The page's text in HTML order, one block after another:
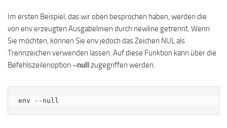
Im ersten Beispiel, das wir oben besprochen haben, werden die
von env erzeugten Ausgabelinien durch newline getrennt. Wenn
Sie möchten, können Sie env jedoch das Zeichen NUL als
Trennzeichen verwenden lassen. Auf diese Funktion kann über die
Befehlszeilenoption –null zugegriffen werden.
env --null